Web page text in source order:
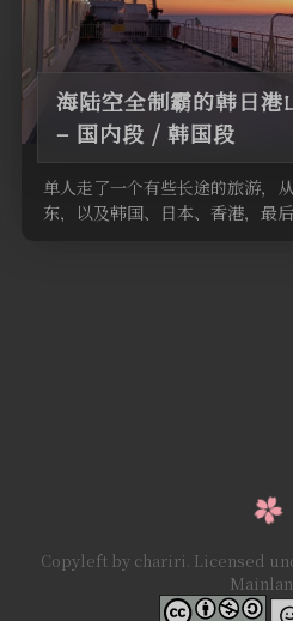
海陆空全制霸的韩日港
– 国内段 / 韩国段
单人走了一个有些长途的旅游，
东，以及韩国、日本、香港，最
Copyleft by chariri. Licensed